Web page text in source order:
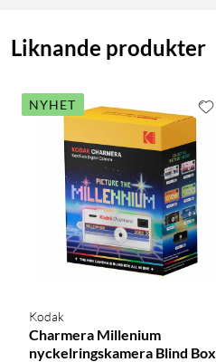
Liknande produkter
NYHET
Kodak
Charmera Millenium
nyckelringskamera Blind Box